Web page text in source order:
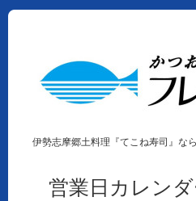
伊勢志摩郷土料理『てこね寿司』な
営業日カレン